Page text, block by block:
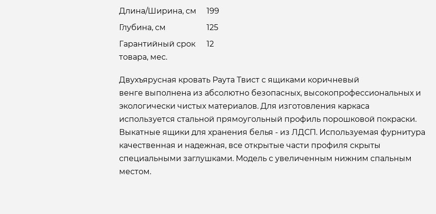
Длина/Ширина, см
199
Глубина, см
125
Гарантийный срок
товара, мес.
12
Двухъярусная кровать Раута Твист с ящиками коричневый
венге выполнена из абсолютно безопасных, высокопрофессиональных и
экологически чистых материалов. Для изготовления каркаса
используется стальной прямоугольный профиль порошковой покраски.
Выкатные ящики для хранения белья - из ЛДСП. Используемая фурнитура
качественная и надежная, все открытые части профиля скрыты
специальными заглушками. Модель с увеличенным нижним спальным
местом.